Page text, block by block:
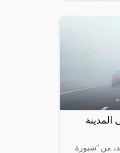
المدينة
من “شبورة